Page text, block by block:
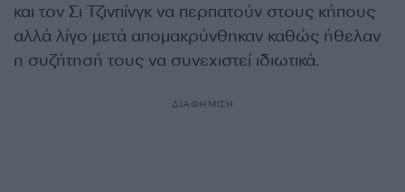
και τον Σι Τζινπίνγκ να περπατούν στους κήπους
αλλά λίγο μετά απομακρύνθηκαν καθώς ήθελαν
η συζήτησή τους να συνεχιστεί ιδιωτικά.
ΔΙΑΦΗΜΙΣΗ